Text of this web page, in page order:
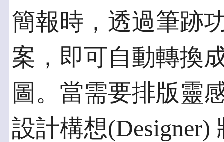
簡報時，透過筆跡
案，即可自動轉換
圖。當需要排版靈
設計構想